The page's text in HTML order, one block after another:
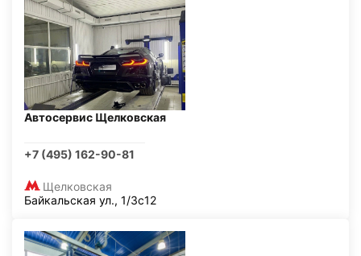
Автосервис Щелковская
+7 (495) 162-90-81
Щелковская
Байкальская ул., 1/3с12